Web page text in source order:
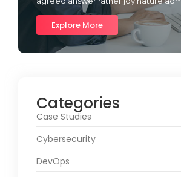
Explore More
Categories
Case Studies
Cybersecurity
DevOps